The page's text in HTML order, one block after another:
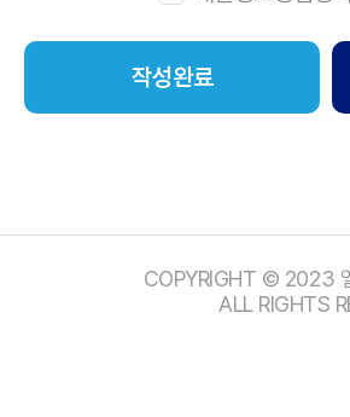
COPYRIGHT © 2023
ALL RIGHTS